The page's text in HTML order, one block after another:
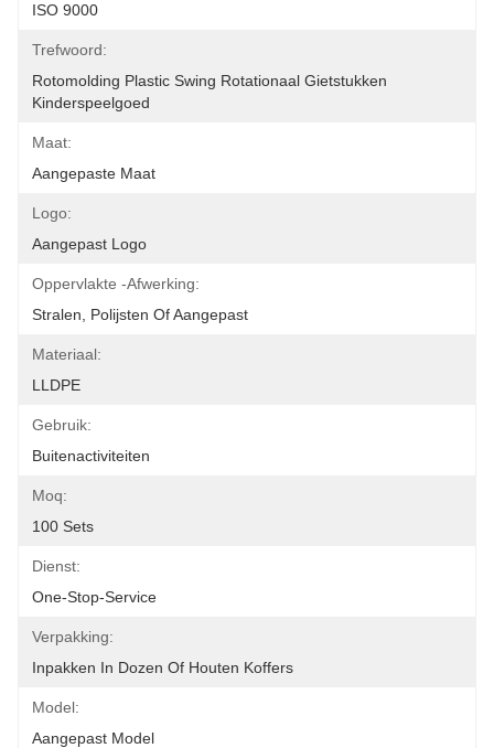
ISO 9000
Trefwoord:
Rotomolding Plastic Swing Rotationaal Gietstukken
Kinderspeelgoed
Maat:
Aangepaste Maat
Logo:
Aangepast Logo
Oppervlakte -afwerking:
Stralen, Polijsten Of Aangepast
Materiaal:
LLDPE
Gebruik:
Buitenactiviteiten
Moq:
100 Sets
Dienst:
One-Stop-Service
Verpakking:
Inpakken In Dozen Of Houten Koffers
Model:
Aangepast Model